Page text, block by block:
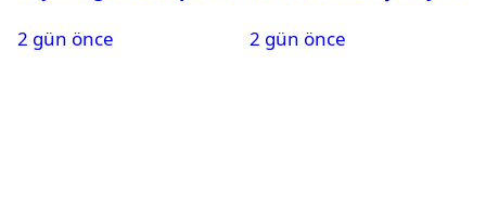
2 gün önce
2 gün önce